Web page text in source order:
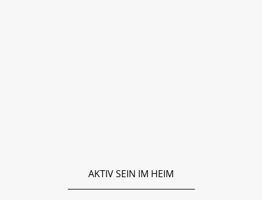
AKTIV SEIN IM HEIM